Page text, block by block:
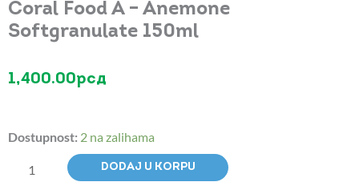
Coral Food A – Anemone
Softgranulate 150ml
1,400.00рсд
Dostupnost: 2 na zalihama
Food
DODAJ U KORPU